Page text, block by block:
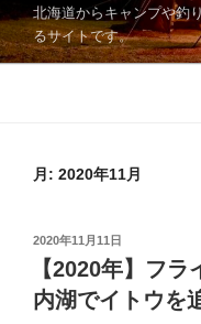
キ
ッ
北海道からキャンプや釣
るサイトです。
月: 2020年11月
投
日:
2020年11月11日
【2020年】フ
内湖でイトウを